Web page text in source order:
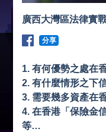
廣西大灣區法律實
分享
1. 有何優勢之處在
2. ⁠有什麼情形之下
3. ⁠需要幾多資產在
4. 在香港⁠「保險金
等…